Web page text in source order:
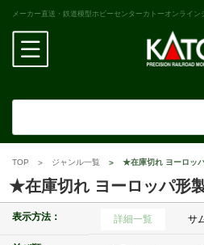
メーカー直送・鉄道模型ホビーセンターカトーオンライン
TOP ジャンル一覧 ★在庫切れ ヨーロッ
★在庫切れ ヨーロッパ形
表示方法： 詳細一覧 サ